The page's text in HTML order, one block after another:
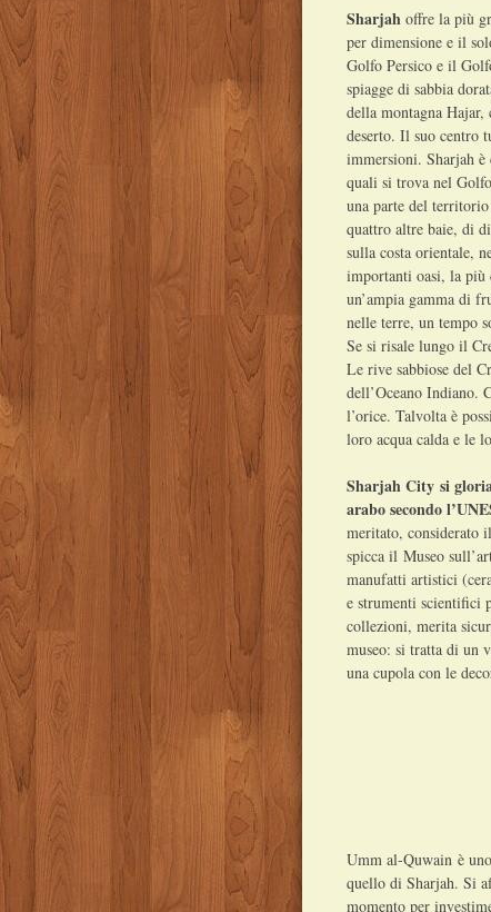
Sharjah offre la più
per dimensione e il
Golfo Persico e il
spiagge di sabbia
della montagna
deserto. Il suo centro
immersioni. Sharjah è
quali si trova nel
una parte del
quattro altre baie, di
sulla costa orientale,
importanti oasi, la più
un’ampia gamma di
nelle terre, un tempo
Se si risale lungo il
Le rive sabbiose del
dell’Oceano Indiano.
l’orice. Talvolta è
loro acqua calda e le
Sharjah City si
arabo secondo
meritato, considerato
spicca il Museo
manufatti artistici
e strumenti scientifici
collezioni, merita
museo: si tratta di un
una cupola con le
Umm al-Quwain è
quello di Sharjah. Si
momento per